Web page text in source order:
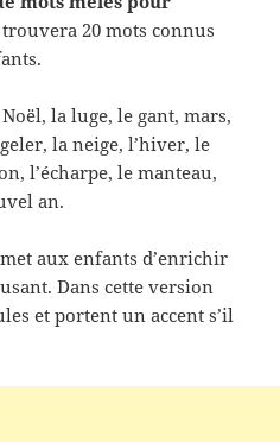
trouvera 20 mots connus
la luge, le gant, mars,
la neige, l’hiver, le
l’écharpe, le manteau,
an.
aux enfants d’enrichir
Dans cette version
et portent un accent s’il